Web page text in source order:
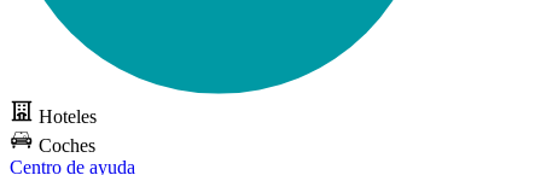
Hoteles
Coches
Centro de ayuda